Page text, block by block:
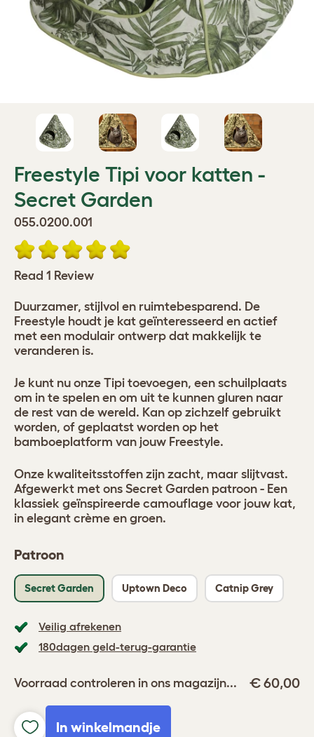
Freestyle Tipi voor katten -
Secret Garden
055.0200.001
Read 1 Review
Patroon
Secret Garden Uptown Deco Catnip Grey
Veilig afrekenen
180dagen geld-terug-garantie
Voorraad controleren in ons magazijn... € 60,00
In winkelmandje
Duurzamer, stijlvol en ruimtebesparend. De
Freestyle houdt je kat geïnteresseerd en actief
met een modulair ontwerp dat makkelijk te
veranderen is.
Je kunt nu onze Tipi toevoegen, een schuilplaats
om in te spelen en om uit te kunnen gluren naar
de rest van de wereld. Kan op zichzelf gebruikt
worden, of geplaatst worden op het
bamboeplatform van jouw Freestyle.
Onze kwaliteitsstoffen zijn zacht, maar slijtvast.
Afgewerkt met ons Secret Garden patroon - Een
klassiek geïnspireerde camouflage voor jouw kat,
in elegant crème en groen.